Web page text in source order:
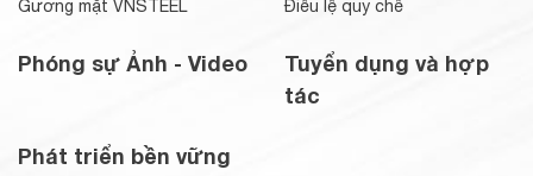
Gương mặt VNSTEEL
Phóng sự Ảnh - Video
Điều lệ quy chế
Tuyển dụng và hợp
tác
Phát triển bền vững